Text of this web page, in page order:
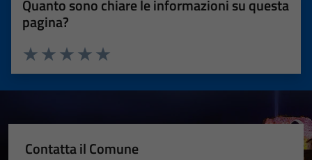
Quanto sono chiare le informazioni su questa
pagina?
Valuta 5 stelle su 5
Valuta 4 stelle su 5
Valuta 3 stelle su 5
Valuta 2 stelle su 5
Valuta 1 stelle su 5
Contatta il Comune